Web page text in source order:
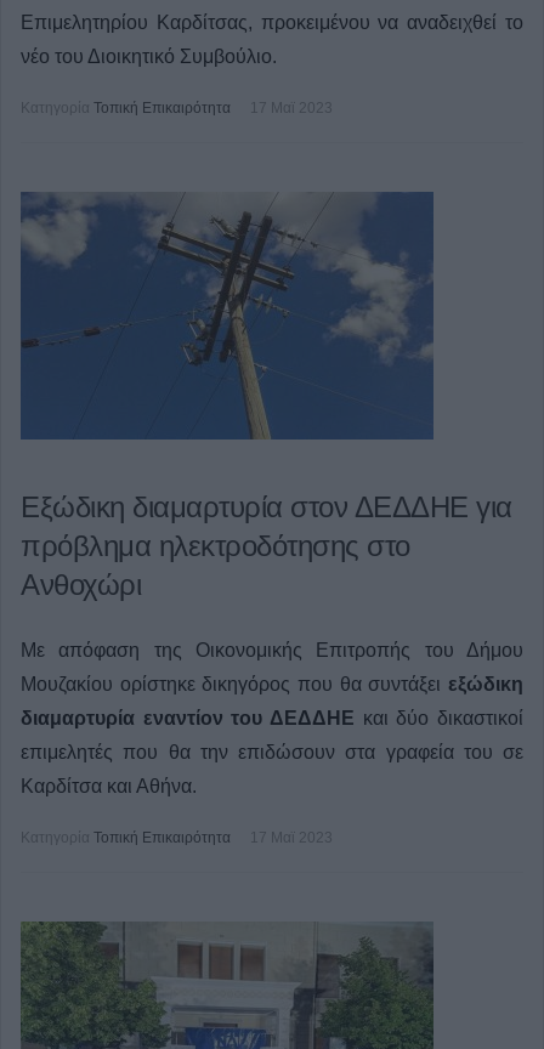
Επιμελητηρίου Καρδίτσας, προκειμένου να αναδειχθεί το
νέο του Διοικητικό Συμβούλιο.
Κατηγορία Τοπική Επικαιρότητα 17 Μαϊ 2023
Εξώδικη διαμαρτυρία στον ΔΕΔΔΗΕ για
πρόβλημα ηλεκτροδότησης στο
Ανθοχώρι
Με απόφαση της Οικονομικής Επιτροπής του Δήμου
Μουζακίου ορίστηκε δικηγόρος που θα συντάξει εξώδικη
διαμαρτυρία εναντίον του ΔΕΔΔΗΕ και δύο δικαστικοί
επιμελητές που θα την επιδώσουν στα γραφεία του σε
Καρδίτσα και Αθήνα.
Κατηγορία Τοπική Επικαιρότητα 17 Μαϊ 2023